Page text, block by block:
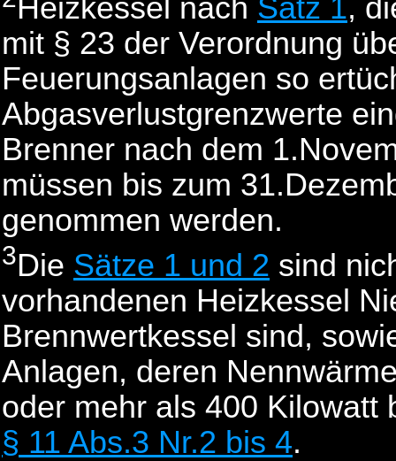
Heizkessel nach Satz 1,
mit § 23 der Verordnung
Feuerungsanlagen so
Abgasverlustgrenzwerte
Brenner nach dem
müssen bis zum
genommen werden.
3Die Sätze 1 und 2 sind
vorhandenen Heizkessel
Brennwertkessel sind,
Anlagen, deren
oder mehr als 400 Kilowatt
§ 11 Abs.3 Nr.2 bis 4.